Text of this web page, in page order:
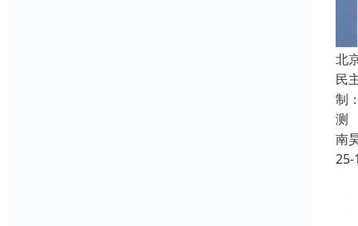
北
民
制
测
南
25-